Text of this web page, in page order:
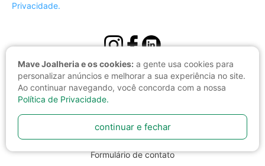
Mave Joalheria e os cookies: a gente usa cookies para
personalizar anúncios e melhorar a sua experiência no site.
Ao continuar navegando, você concorda com a nossa
Política de Privacidade.
continuar e fechar
Privacidade.
Central do cliente
Acessar sua conta
Acompanhe seu pedido
Formulário de contato